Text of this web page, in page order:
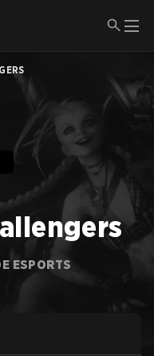
ESPORTS